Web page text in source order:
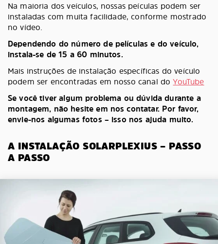
Na maioria dos veículos, nossas peículas podem ser
instaladas com muita facilidade, conforme mostrado
no vídeo.
Dependendo do número de películas e do veículo,
instala-se de 15 a 60 minutos.
Mais instruções de instalação específicas do veículo
podem ser encontradas em nosso canal doYouTube
Se você tiver algum problema ou dúvida durante a
montagem, não hesite em nos contatar. Por favor,
envie-nos algumas fotos – isso nos ajuda muito.
A INSTALAÇÃO SOLARPLEXIUS – PASSO
A PASSO